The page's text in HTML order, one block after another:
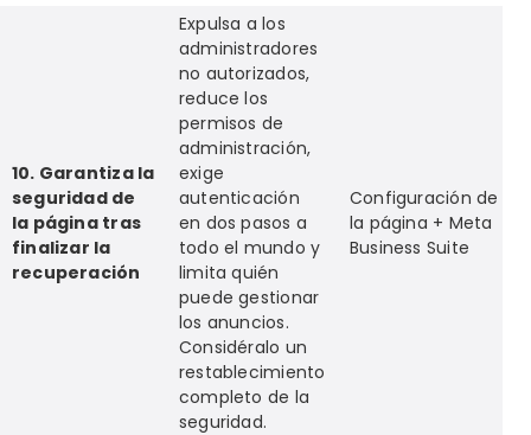
10. Garantiza la
seguridad de
la página tras
finalizar la
recuperación
Expulsa a los
administradores
no autorizados,
reduce los
permisos de
administración,
exige
autenticación
en dos pasos a
todo el mundo y
limita quién
puede gestionar
los anuncios.
Considéralo un
restablecimiento
completo de la
seguridad.
Configuración de
la página + Meta
Business Suite